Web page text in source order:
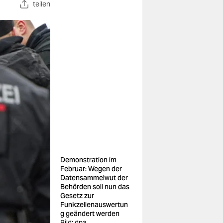
teilen
Demonstration im
Februar: Wegen der
Datensammelwut der
Behörden soll nun das
Gesetz zur
Funkzellenauswertun
g geändert werden